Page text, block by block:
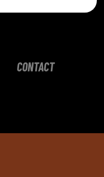
CONTACT